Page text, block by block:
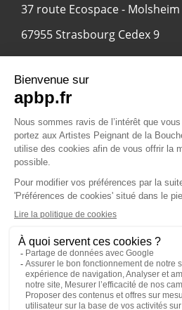
37 route Ecospace - Molsheim
67955 Strasbourg Cedex 9
© 2024 APBP